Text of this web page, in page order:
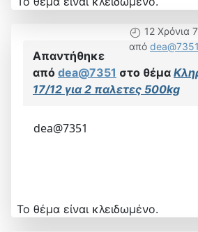
12 Χρόνια
από dea@7351
Απαντήθηκε
από dea@7351 στο θέμα
17/12 για 2 παλετες 500kg
dea@7351
Το θέμα είναι κλειδωμένο.